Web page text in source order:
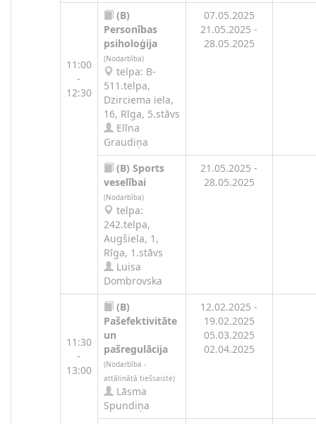
11:00
-
12:30
(B)
Personības
psiholoģija
(Nodarbība)
telpa: B-
511.telpa,
Dzirciema iela,
16, Rīga, 5.stāvs
Elīna
Graudiņa
07.05.2025
21.05.2025 -
28.05.2025
(B) Sports
veselībai
(Nodarbība)
telpa:
242.telpa,
Augšiela, 1,
Rīga, 1.stāvs
Luisa
Dombrovska
21.05.2025 -
28.05.2025
11:30
-
13:00
(B)
Pašefektivitāte
un
pašregulācija
(Nodarbība -
attālinātā tiešsaiste)
Lāsma
Spundiņa
12.02.2025 -
19.02.2025
05.03.2025
02.04.2025